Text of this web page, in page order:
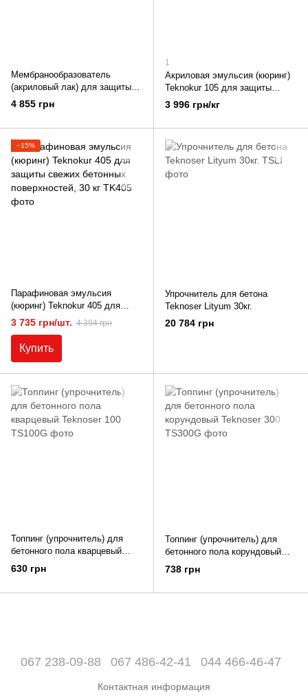
Мембранообразователь
(акриловый лак) для защиты
свежеуложенного бетона
Teknokur 100, 30 кг.
4 855 грн
1
Акриловая эмульсия (кюринг)
Teknokur 105 для защиты
свежих бетонных
поверхностей, 30 кг
3 996 грн/кг
−15%
Парафиновая эмульсия
(кюринг) Teknokur 405 для
защиты свежих бетонных
поверхностей, 30 кг
3 735 грн/шт. 4 394 грн
Купить
Упрочнитель для бетона
Teknoser Lityum 30кг.
20 784 грн
Топпинг (упрочнитель) для
бетонного пола кварцевый
Teknoser 100
630 грн
Топпинг (упрочнитель) для
бетонного пола корундовый
Teknoser 300
738 грн
067 238-09-88 067 486-42-41 044 466-46-47
Контактная информация